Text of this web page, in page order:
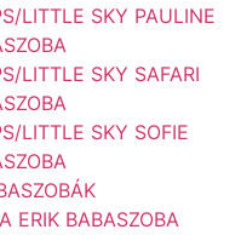
LITTLE SKY PAULINE
LITTLE SKY SAFARI
LITTLE SKY SOFIE
ERIK BABASZOBA